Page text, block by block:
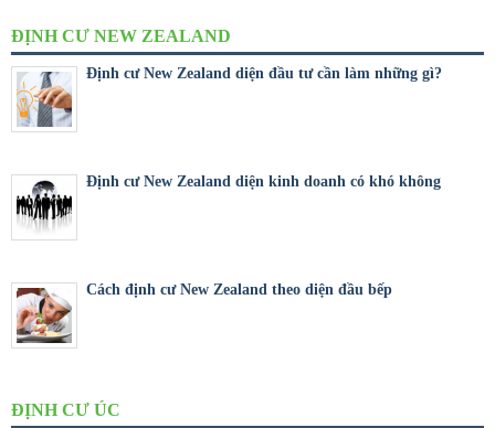
ĐỊNH CƯ NEW ZEALAND
Định cư New Zealand diện đầu tư cần làm những gì?
Định cư New Zealand diện kinh doanh có khó không
Cách định cư New Zealand theo diện đầu bếp
ĐỊNH CƯ ÚC